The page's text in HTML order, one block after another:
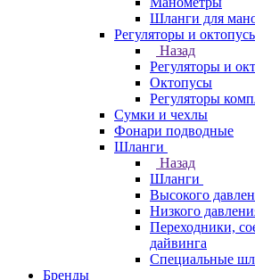
Шланги для
Регуляторы и
Назад
Регуляторы и
Октопусы
Регуляторы
Сумки и чехлы
Фонари подводные
Шланги
Назад
Шланги
Высокого
Низкого
Переходники,
дайвинга
Специальные
Бренды